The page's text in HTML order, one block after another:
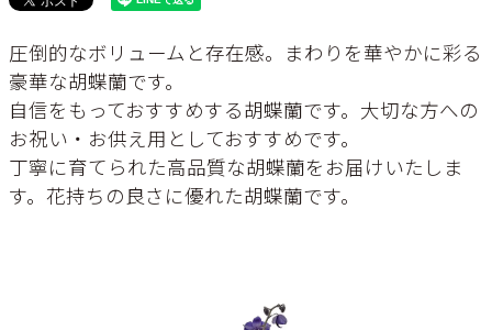
圧倒的なボリュームと存在感。まわりを華やかに彩る
豪華な胡蝶蘭です。
自信をもっておすすめする胡蝶蘭です。大切な方への
お祝い・お供え用としておすすめです。
丁寧に育てられた高品質な胡蝶蘭をお届けいたしま
す。花持ちの良さに優れた胡蝶蘭です。